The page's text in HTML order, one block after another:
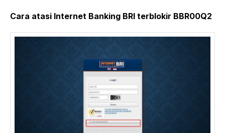
Cara atasi Internet Banking BRI terblokir BBR00Q2